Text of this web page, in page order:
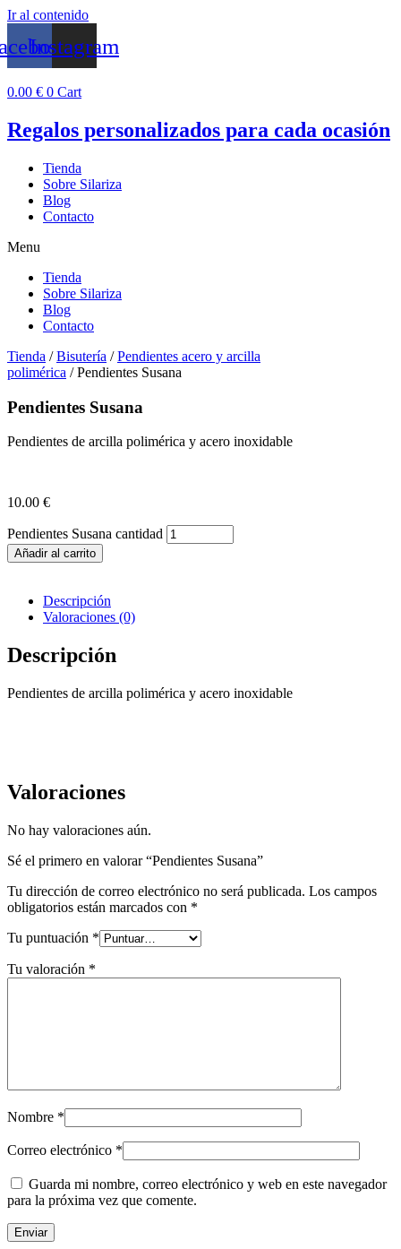
Ir al contenido
Instagram
0.00 € 0 Cart
Regalos personalizados para cada ocasión
Tienda
Sobre Silariza
Blog
Contacto
Menu
Tienda
Sobre Silariza
Blog
Contacto
Tienda /Bisutería /Pendientes acero y arcilla
polimérica / Pendientes Susana
Pendientes Susana
Pendientes de arcilla polimérica y acero inoxidable
10.00 €
Pendientes Susana cantidad
Añadir al carrito
Descripción
Valoraciones (0)
Descripción
Pendientes de arcilla polimérica y acero inoxidable
Valoraciones
No hay valoraciones aún.
Sé el primero en valorar “Pendientes Susana”
Tu dirección de correo electrónico no será publicada. Los campos
obligatorios están marcados con *
Tu puntuación *
Tu valoración *
Nombre *
Correo electrónico *
Guarda mi nombre, correo electrónico y web en este navegador
para la próxima vez que comente.